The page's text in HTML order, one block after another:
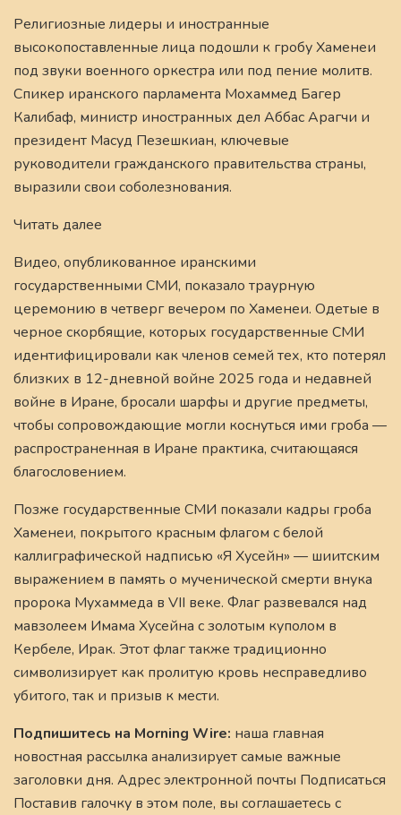
Религиозные лидеры и иностранные
высокопоставленные лица подошли к гробу Хаменеи
под звуки военного оркестра или под пение молитв.
Спикер иранского парламента Мохаммед Багер
Калибаф, министр иностранных дел Аббас Арагчи и
президент Масуд Пезешкиан, ключевые
руководители гражданского правительства страны,
выразили свои соболезнования.
Читать далее
Видео, опубликованное иранскими
государственными СМИ, показало траурную
церемонию в четверг вечером по Хаменеи. Одетые в
черное скорбящие, которых государственные СМИ
идентифицировали как членов семей тех, кто потерял
близких в 12-дневной войне 2025 года и недавней
войне в Иране, бросали шарфы и другие предметы,
чтобы сопровождающие могли коснуться ими гроба —
распространенная в Иране практика, считающаяся
благословением.
Позже государственные СМИ показали кадры гроба
Хаменеи, покрытого красным флагом с белой
каллиграфической надписью «Я Хусейн» — шиитским
выражением в память о мученической смерти внука
пророка Мухаммеда в VII веке. Флаг развевался над
мавзолеем Имама Хусейна с золотым куполом в
Кербеле, Ирак. Этот флаг также традиционно
символизирует как пролитую кровь несправедливо
убитого, так и призыв к мести.
Подпишитесь на Morning Wire: наша главная
новостная рассылка анализирует самые важные
заголовки дня. Адрес электронной почты Подписаться
Поставив галочку в этом поле, вы соглашаетесь с